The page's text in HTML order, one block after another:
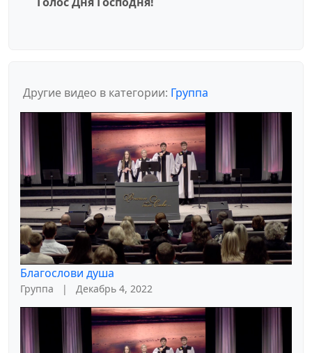
Другие видео в категории: Группа
Благослови душа
Группа | Декабрь 4, 2022